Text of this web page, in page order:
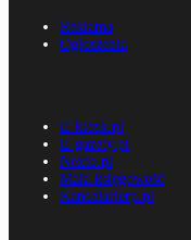
Reklama
Ogłoszenia
E-kiosk.pl
E-gazety.pl
Nexto.pl
Mała księgowość
Kancelarierp.pl